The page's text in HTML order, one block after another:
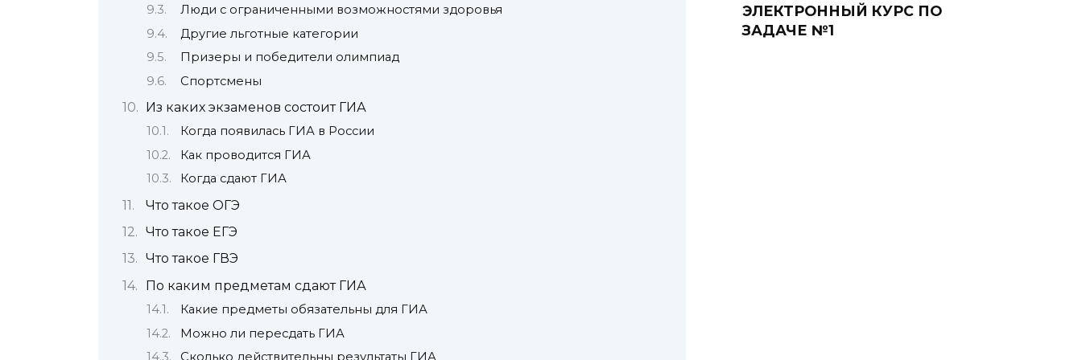
Люди с ограниченными возможностями здоровья
Другие льготные категории
Призеры и победители олимпиад
Спортсмены
Из каких экзаменов состоит ГИА
Когда появилась ГИА в России
Как проводится ГИА
Когда сдают ГИА
Что такое ОГЭ
Что такое ЕГЭ
Что такое ГВЭ
По каким предметам сдают ГИА
Какие предметы обязательны для ГИА
Можно ли пересдать ГИА
Сколько действительны результаты ГИА
ЭЛЕКТРОННЫЙ КУРС ПО
ЗАДАЧЕ №1